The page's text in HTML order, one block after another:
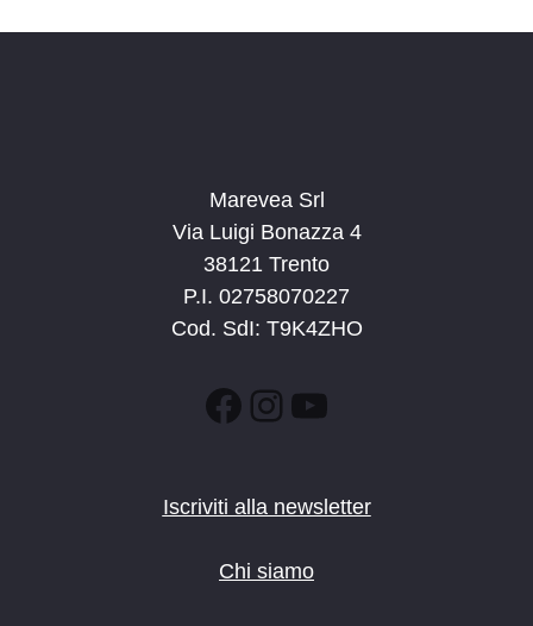
Marevea Srl
Via Luigi Bonazza 4
38121 Trento
P.I. 02758070227
Cod. SdI: T9K4ZHO
Facebook
Instagram
YouTube
Iscriviti alla newsletter
Chi siamo